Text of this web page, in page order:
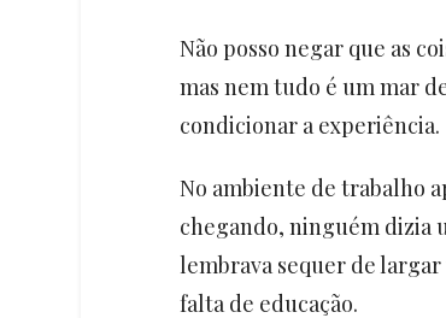
Não posso negar que as
mas nem tudo é um mar
condicionar a experiência.
No ambiente de trabalho
chegando, ninguém dizia
lembrava sequer de largar
falta de educação.